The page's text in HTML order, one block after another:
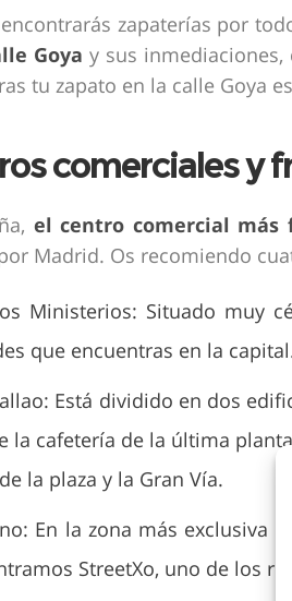
zapaterías por
Goya y sus inmediaciones,
tu zapato en la calle Goya
comerciales y
el centro comercial más
Madrid. Os recomiendo
Ministerios: Situado muy
que encuentras en la
Está dividido en dos
la cafetería de la última
la plaza y la Gran Vía.
En la zona más exclusiva
StreetXo, uno de los